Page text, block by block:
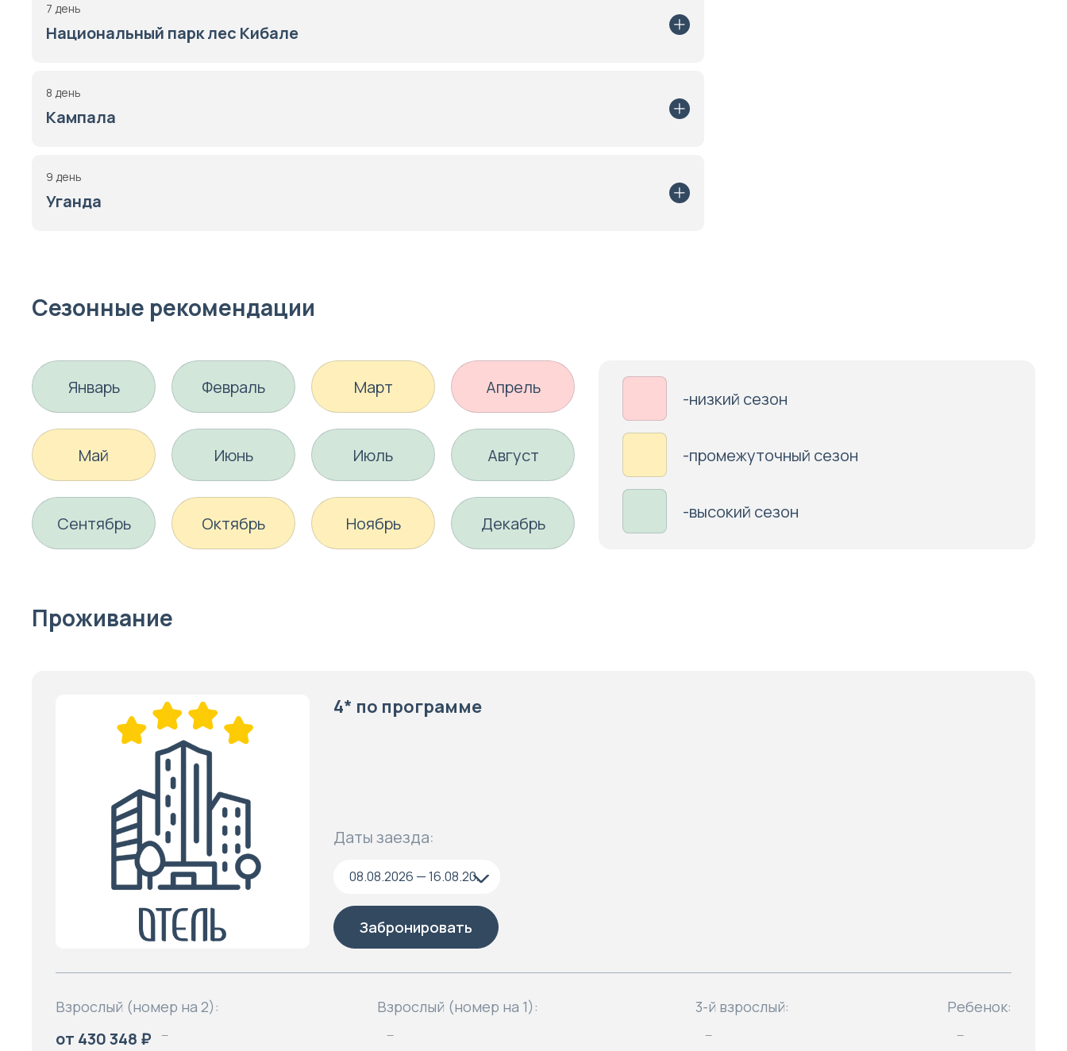
7 день
Национальный парк лес Кибале
8 день
Кампала
9 день
Уганда
Сезонные рекомендации
Январь Февраль Март Апрель
Май Июнь Июль Август
Сентябрь Октябрь Ноябрь Декабрь
-низкий сезон
-промежуточный сезон
-высокий сезон
Проживание
4* по программе
Даты заезда:
08.08.2026 — 16.08.2026
Забронировать
Взрослый (номер на 2):
от 430 348 ₽ —
Взрослый (номер на 1):
—
3-й взрослый:
—
Ребенок:
—